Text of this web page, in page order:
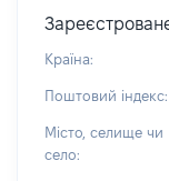
Країна:
Поштовий індекс:
Місто, селище чи
село: